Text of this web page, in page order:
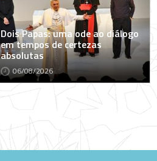
Dois Papas: uma ode ao diálogo
em tempos de certezas
absolutas
06/08/2026